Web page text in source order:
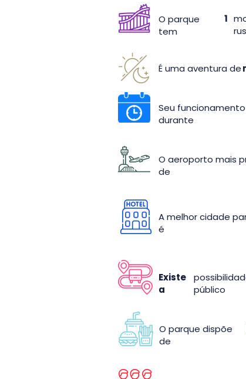
O parque
tem
1
É uma aventura de
Seu
durante
O aeroporto mais
de
A melhor cidade
é
Existe
a
público
O parque dispõe
de